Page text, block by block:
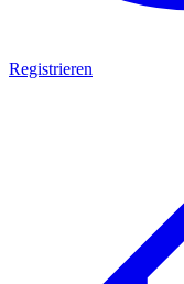
Registrieren